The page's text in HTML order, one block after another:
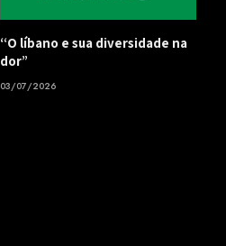
“O líbano e sua diversidade na
dor”
03/07/2026